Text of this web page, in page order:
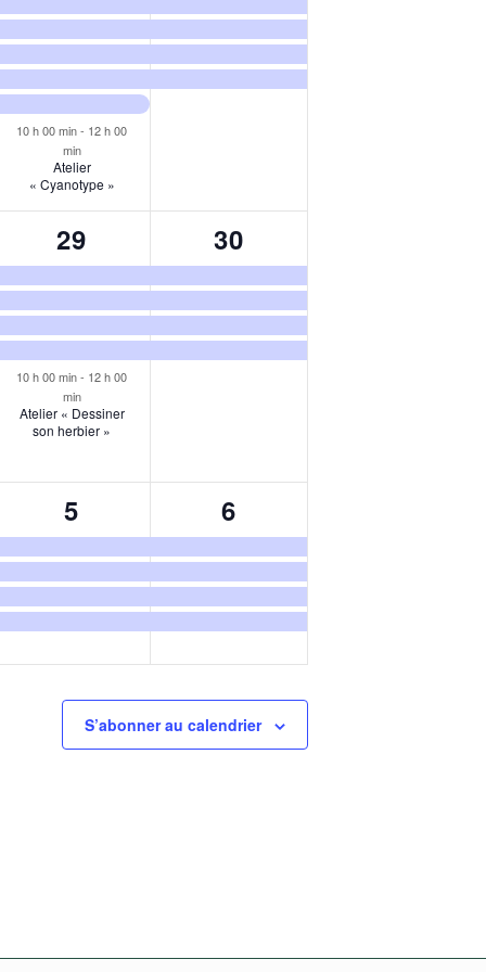
10 h 00 min- 12 h 00
min
Atelier
« Cyanotype »
5
évènements,
29
10 h 00 min- 12 h 00
min
Atelier « Dessiner
son herbier »
4
évènements,
30
4
évènements,
5
4
évènements,
6
S’abonner au calendrier